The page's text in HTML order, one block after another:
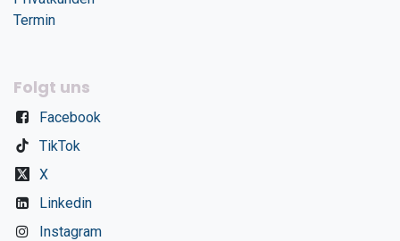
Termin
Folgt uns
Facebook
TikTok
X
Linkedin
Instagram